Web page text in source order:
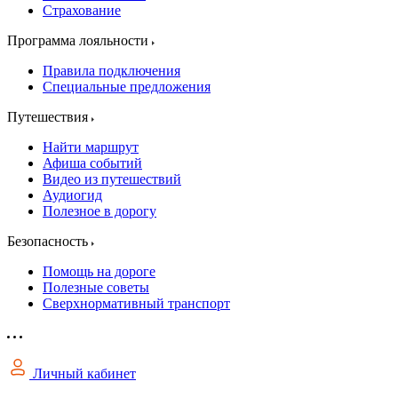
Страхование
Программа лояльности
Правила подключения
Специальные предложения
Путешествия
Найти маршрут
Афиша событий
Видео из путешествий
Аудиогид
Полезное в дорогу
Безопасность
Помощь на дороге
Полезные советы
Сверхнормативный транспорт
Личный кабинет